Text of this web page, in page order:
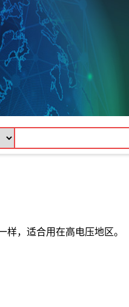
样，适合用在高电压地区。